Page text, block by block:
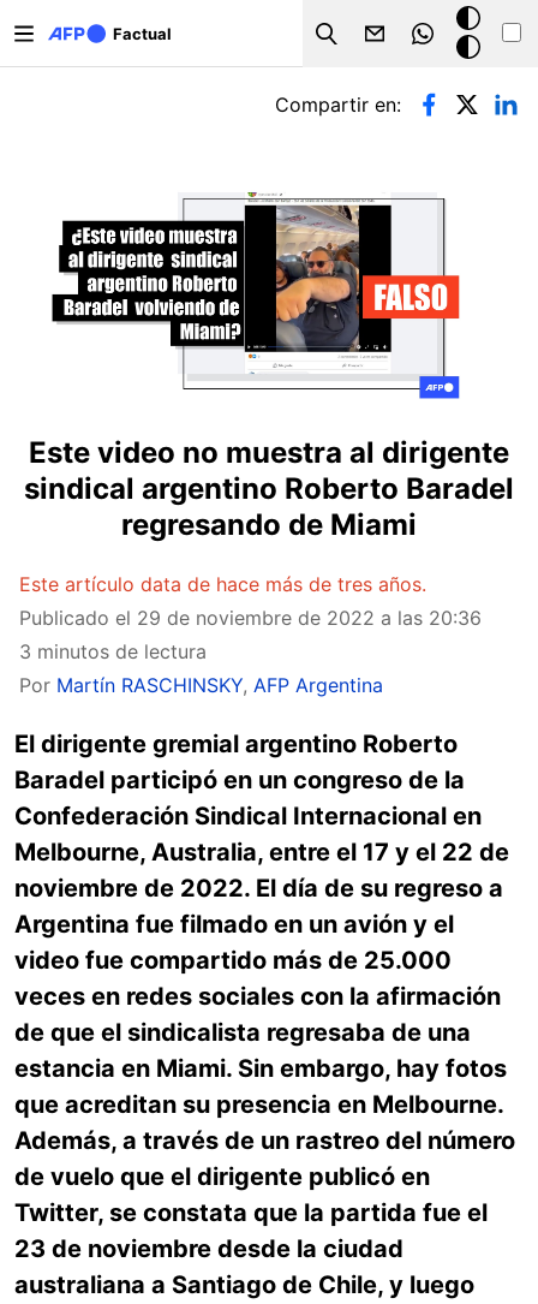
Factual
Search
Modo
oscuro
Solapas principales
Compartir en:
Este video no muestra al dirigente
sindical argentino Roberto Baradel
regresando de Miami
Este artículo data de hace más de tres años.
Publicado el 29 de noviembre de 2022 a las 20:36
3 minutos de lectura
Por Martín RASCHINSKY, AFP Argentina
El dirigente gremial argentino Roberto
Baradel participó en un congreso de la
Confederación Sindical Internacional en
Melbourne, Australia, entre el 17 y el 22 de
noviembre de 2022. El día de su regreso a
Argentina fue filmado en un avión y el
video fue compartido más de 25.000
veces en redes sociales con la afirmación
de que el sindicalista regresaba de una
estancia en Miami. Sin embargo, hay fotos
que acreditan su presencia en Melbourne.
Además, a través de un rastreo del número
de vuelo que el dirigente publicó en
Twitter, se constata que la partida fue el
23 de noviembre desde la ciudad
australiana a Santiago de Chile, y luego